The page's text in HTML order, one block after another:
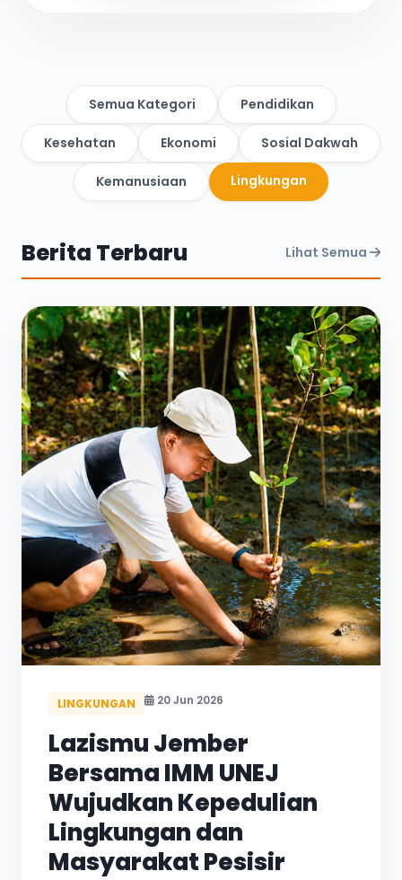
Semua Kategori Pendidikan
Kesehatan Ekonomi Sosial Dakwah
Kemanusiaan Lingkungan
Berita Terbaru Lihat Semua
LINGKUNGAN 20 Jun 2026
Lazismu Jember
Bersama IMM UNEJ
Wujudkan Kepedulian
Lingkungan dan
Masyarakat Pesisir